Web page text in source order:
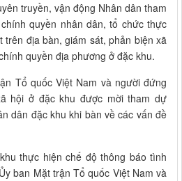
truyền, vận động Nhân dân tham
quyền nhân dân, tổ chức thực
trên địa bàn, giám sát, phản biện xã
quyền địa phương ở đặc khu.
Tổ quốc Việt Nam và người đứng
hội ở đặc khu được mời tham dự
dân đặc khu khi bàn về các vấn đề
thực hiện chế độ thông báo tình
ban Mặt trận Tổ quốc Việt Nam và